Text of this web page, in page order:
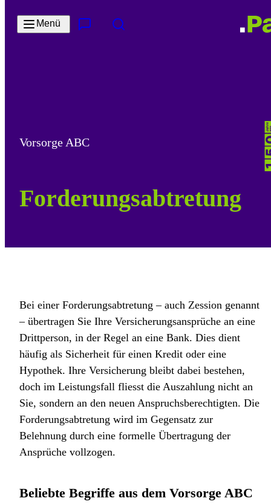
Menü
Vorsorge ABC
Forderungsabtretung
Bei einer Forderungsabtretung – auch Zession genannt
– übertragen Sie Ihre Versicherungsansprüche an eine
Drittperson, in der Regel an eine Bank. Dies dient
häufig als Sicherheit für einen Kredit oder eine
Hypothek. Ihre Versicherung bleibt dabei bestehen,
doch im Leistungsfall fliesst die Auszahlung nicht an
Sie, sondern an den neuen Anspruchsberechtigten. Die
Forderungsabtretung wird im Gegensatz zur
Belehnung durch eine formelle Übertragung der
Ansprüche vollzogen.
Beliebte Begriffe aus dem Vorsorge ABC